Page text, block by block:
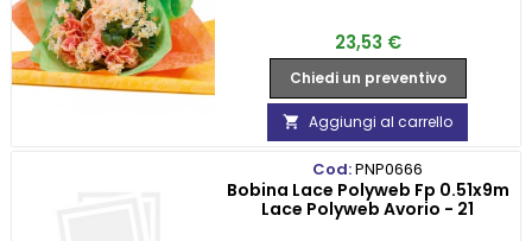
Prezzo
23,53 €
Chiedi un preventivo
 Aggiungi al carrello
Cod:PNP0666
Bobina Lace Polyweb Fp 0.51x9m
Lace Polyweb Avorio - 21